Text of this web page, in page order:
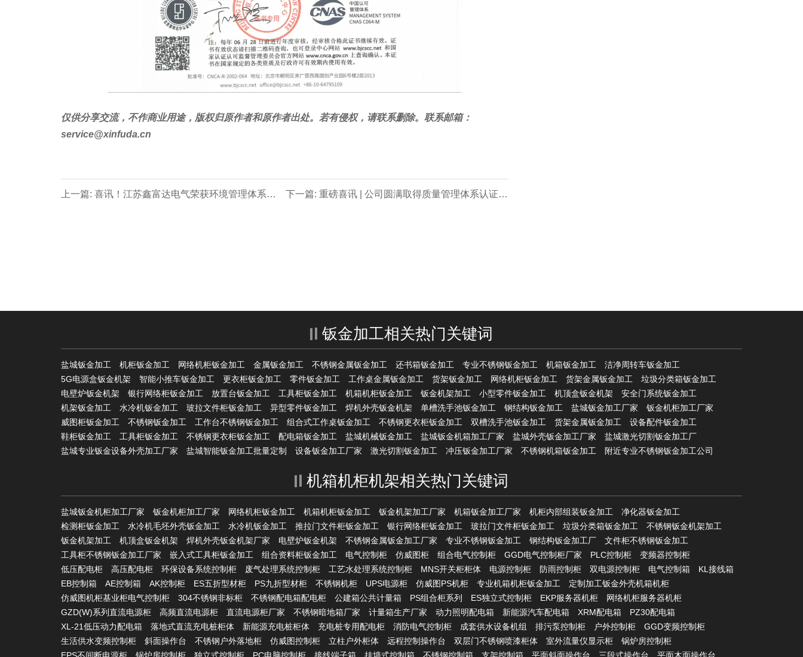
仅供分享交流，不作商业用途，版权归原作者和原作者出处。若有侵权，请联系删除。联系邮箱：
service@xinfuda.cn
上一篇: 喜讯！江苏鑫富达电气荣获环境管理体系证
下一篇: 重磅喜讯 | 公司圆满取得质量管理体系认证证
钣金加工相关热门关键词
盐城钣金加工 机柜钣金加工 网络机柜钣金加工 金属钣金加工 不锈钢金属钣金加工 还书箱钣金加工 专业不锈钢钣金加工 机箱钣金加工
洁净周转车钣金加工
5G电源盒钣金机架
智能小推车钣金加工 更衣柜钣金加工 零件钣金加工 工作桌金属钣金加工 货架钣金加工 网络机柜钣金加工 货架金属钣金加工
垃圾分类箱钣金加工
电壁炉钣金机架
银行网络柜钣金加工 放置台钣金加工 工具柜钣金加工 机箱机柜钣金加工 钣金机架加工 小型零件钣金加工 机顶盒钣金机架
安全门系统钣金加工
机架钣金加工
水冷机钣金加工 玻拉文件柜钣金加工 异型零件钣金加工 焊机外壳钣金机架 单槽洗手池钣金加工 钢结构钣金加工 盐城钣金加工厂家
钣金机柜加工厂家
威图柜钣金加工
不锈钢钣金加工 工作台不锈钢钣金加工 组合式工作桌钣金加工 不锈钢更衣柜钣金加工 双槽洗手池钣金加工 货架金属钣金加工
设备配件钣金加工
鞋柜钣金加工
工具柜钣金加工 不锈钢更衣柜钣金加工 配电箱钣金加工 盐城机械钣金加工 盐城钣金机箱加工厂家 盐城外壳钣金加工厂家
盐城激光切割钣金加工厂
盐城专业钣金设备外壳加工厂家
盐城智能钣金加工批量定制 设备钣金加工厂家 激光切割钣金加工 冲压钣金加工厂家 不锈钢机箱钣金加工 附近专业不锈钢钣金加工公司
机箱机柜机架相关热门关键词
盐城钣金机柜加工厂家 钣金机柜加工厂家 网络机柜钣金加工 机箱机柜钣金加工 钣金机架加工厂家 机箱钣金加工厂家 机柜内部组装钣金加工
净化器钣金加工
检测柜钣金加工
水冷机毛坯外壳钣金加工 水冷机钣金加工 推拉门文件柜钣金加工 银行网络柜钣金加工 玻拉门文件柜钣金加工 垃圾分类箱钣金加工
不锈钢钣金机架加工
钣金机架加工
机顶盒钣金机架 焊机外壳钣金机架厂家 电壁炉钣金机架 不锈钢金属钣金加工厂家 专业不锈钢钣金加工 钢结构钣金加工厂
文件柜不锈钢钣金加工
工具柜不锈钢钣金加工厂家
嵌入式工具柜钣金加工 组合资料柜钣金加工 电气控制柜 仿威图柜 组合电气控制柜 GGD电气控制柜厂家 PLC控制柜
变频器控制柜
低压配电柜
高压配电柜 环保设备系统控制柜 废气处理系统控制柜 工艺水处理系统控制柜 MNS开关柜柜体 电源控制柜 防雨控制柜 双电源控制柜 电气控制箱
KL接线箱
EB控制箱
AE控制箱 AK控制柜 ES五折型材柜 PS九折型材柜 不锈钢机柜 UPS电源柜 仿威图PS机柜 专业机箱机柜钣金加工
定制加工钣金外壳机箱机柜
仿威图机柜基业柜电气控制柜
304不锈钢非标柜 不锈钢配电箱配电柜 公建箱公共计量箱 PS组合柜系列 ES独立式控制柜 EKP服务器机柜
网络机柜服务器机柜
GZD(W)系列直流电源柜
高频直流电源柜 直流电源柜厂家 不锈钢暗地箱厂家 计量箱生产厂家 动力照明配电箱 新能源汽车配电箱 XRM配电箱
PZ30配电箱
XL-21低压动力配电箱
落地式直流充电桩柜体 新能源充电桩柜体 充电桩专用配电柜 消防电气控制柜 成套供水设备机组 排污泵控制柜 户外控制柜
GGD变频控制柜
生活供水变频控制柜
斜面操作台 不锈钢户外落地柜 仿威图控制柜 立柱户外柜体 远程控制操作台 双层门不锈钢喷漆柜体 室外流量仪显示柜
锅炉房控制柜